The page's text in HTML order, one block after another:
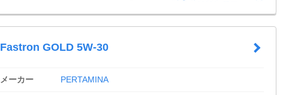
Fastron GOLD 5W-30
メーカー PERTAMINA